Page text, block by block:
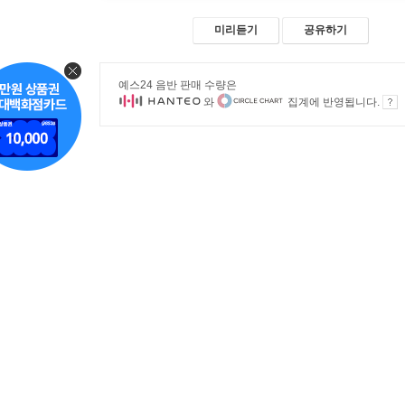
미리듣기 공유하기
예스24 음반 판매 수량은
와
집계에 반영됩니다.